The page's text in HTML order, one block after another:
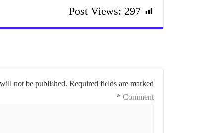
Post Views: 297
not be published. Required fields are marked
Comment
*